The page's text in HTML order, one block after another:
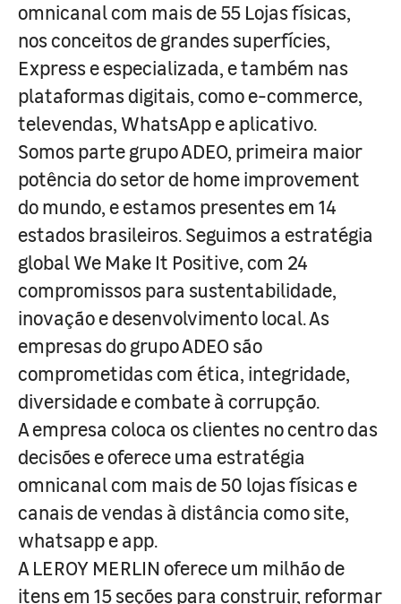
omnicanal com mais de 55 Lojas físicas,
nos conceitos de grandes superfícies,
Express e especializada, e também nas
plataformas digitais, como e-commerce,
televendas, WhatsApp e aplicativo.
Somos parte grupo ADEO, primeira maior
potência do setor de home improvement
do mundo, e estamos presentes em 14
estados brasileiros. Seguimos a estratégia
global We Make It Positive, com 24
compromissos para sustentabilidade,
inovação e desenvolvimento local. As
empresas do grupo ADEO são
comprometidas com ética, integridade,
diversidade e combate à corrupção.
A empresa coloca os clientes no centro das
decisões e oferece uma estratégia
omnicanal com mais de 50 lojas físicas e
canais de vendas à distância como site,
whatsapp e app.
A LEROY MERLIN oferece um milhão de
itens em 15 seções para construir, reformar